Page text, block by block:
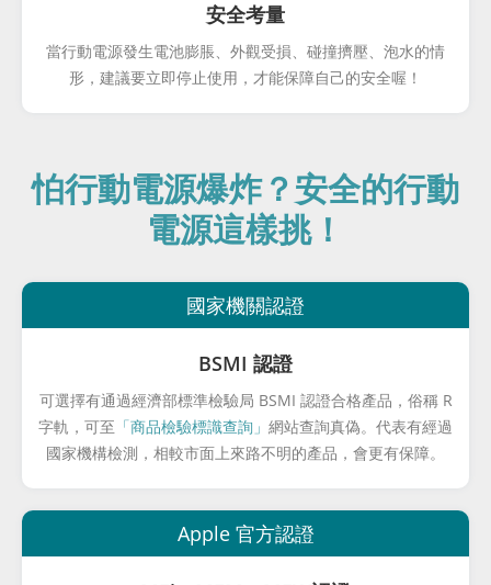
安全考量
當行動電源發生電池膨脹、外觀受損、碰撞擠壓、泡水的情
形，建議要立即停止使用，才能保障自己的安全喔！
怕行動電源爆炸？安全的行動
電源這樣挑！
國家機關認證
BSMI 認證
可選擇有通過經濟部標準檢驗局 BSMI 認證合格產品，俗稱 R
字軌，可至 「商品檢驗標識查詢」 網站查詢真偽。代表有經過
國家機構檢測，相較市面上來路不明的產品，會更有保障。
Apple 官方認證